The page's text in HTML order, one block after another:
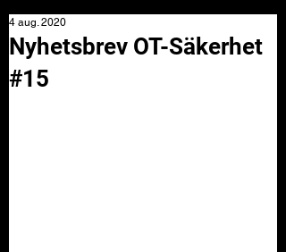
Nyhetsbrev OT-Säkerhet
#15
4 aug. 2020